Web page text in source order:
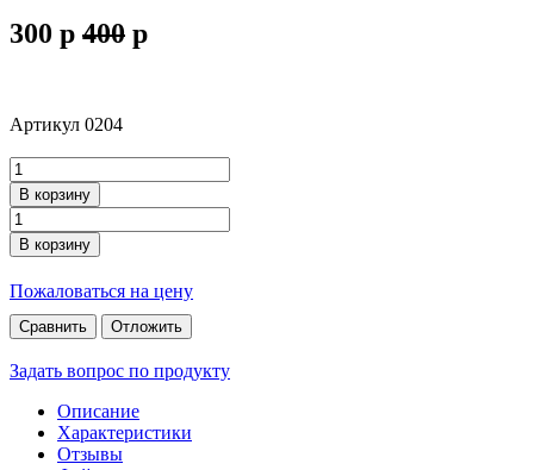
300 p 400 p
Артикул 0204
В корзину
В корзину
Пожаловаться на цену
Сравнить Отложить
Задать вопрос по продукту
Описание
Характеристики
Отзывы